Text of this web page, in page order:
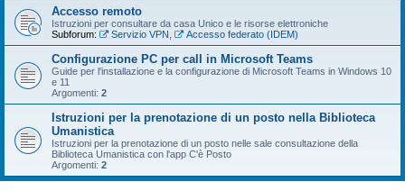
Accesso remoto
Istruzioni per consultare da casa Unico e le risorse elettroniche
Subforum:
Servizio VPN Accesso federato (IDEM)
Configurazione PC per call in Microsoft Teams
Guide per l'installazione e la configurazione di Microsoft Teams in Windows 10
e 11
Argomenti: 2
Istruzioni per la prenotazione di un posto nella Biblioteca
Umanistica
Istruzioni per la prenotazione di un posto nelle sale consultazione della
Biblioteca Umanistica con l'app C'è Posto
Argomenti: 2